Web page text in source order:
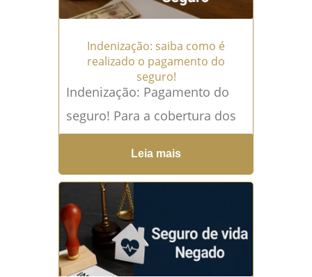
Indenização: saiba como é
realizado o pagamento do
seguro!
Indenização: Pagamento do
seguro! Para a cobertura dos
riscos de MIP, a indenização
corresponderá à quantia
necessária à quitação total do
financiamento,...
Leia mais